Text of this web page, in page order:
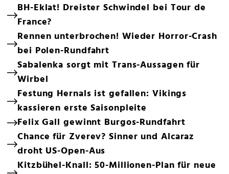
BH-Eklat! Dreister Schwindel bei Tour de
France?
Rennen unterbrochen! Wieder Horror-Crash
bei Polen-Rundfahrt
Sabalenka sorgt mit Trans-Aussagen für
Wirbel
Festung Hernals ist gefallen: Vikings
kassieren erste Saisonpleite
Felix Gall gewinnt Burgos-Rundfahrt
Chance für Zverev? Sinner und Alcaraz
droht US-Open-Aus
Kitzbühel-Knall: 50-Millionen-Plan für neue